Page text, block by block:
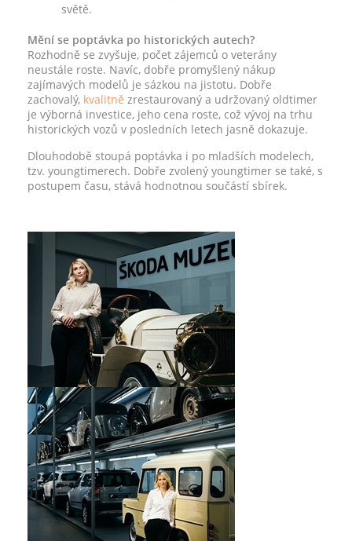
světě.
Mění se poptávka po historických autech?
Rozhodně se zvyšuje, počet zájemců o veterány
neustále roste. Navíc, dobře promyšlený nákup
zajímavých modelů je sázkou na jistotu. Dobře
zachovalý, kvalitně zrestaurovaný a udržovaný oldtimer
je výborná investice, jeho cena roste, což vývoj na trhu
historických vozů v posledních letech jasně dokazuje.
Dlouhodobě stoupá poptávka i po mladších modelech,
tzv. youngtimerech. Dobře zvolený youngtimer se také, s
postupem času, stává hodnotnou součástí sbírek.